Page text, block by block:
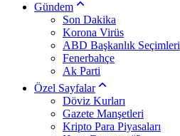
Gündem
Son Dakika
Korona Virüs
ABD Başkanlık Seçimleri
Fenerbahçe
Ak Parti
Özel Sayfalar
Döviz Kurları
Gazete Manşetleri
Kripto Para Piyasaları